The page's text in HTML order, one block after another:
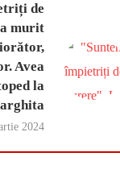
de
murit
Avea
la
2024